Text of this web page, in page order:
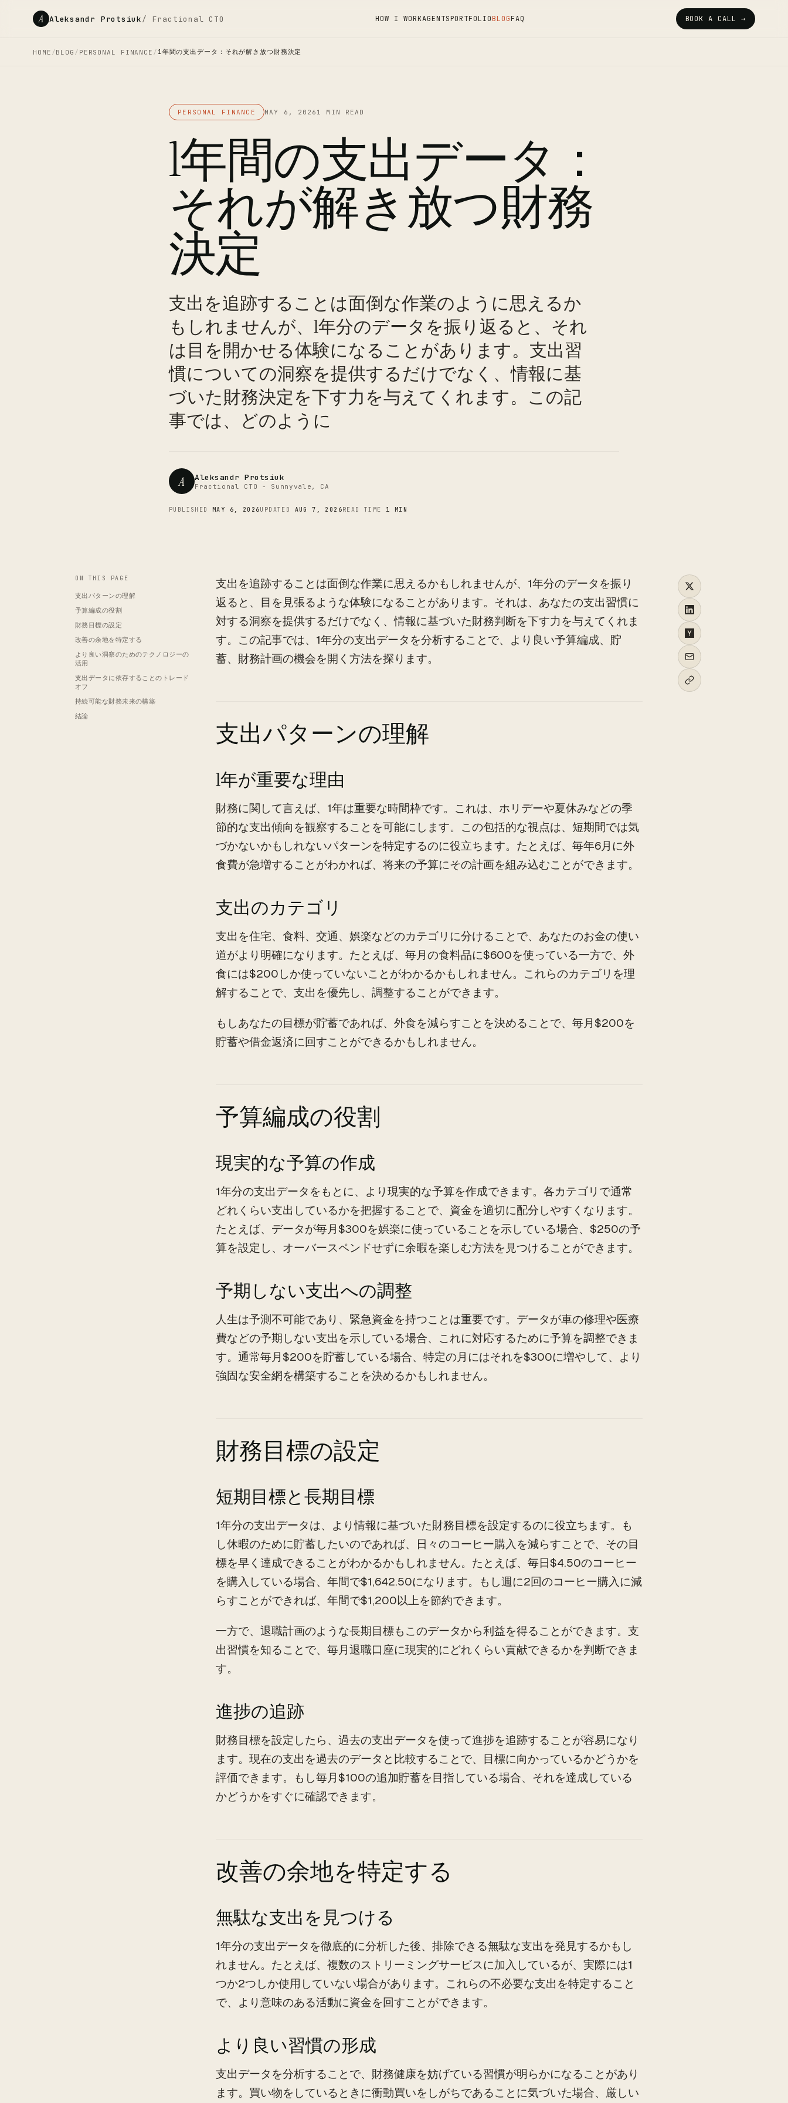
A Aleksandr Protsiuk/ Fractional CTO HOW I WORKAGENTSPORTFOLIOBLOGFAQ BOOK A CALL →
HOME /BLOG / PERSONAL FINANCE / 1年間の支出データ：それが解き放つ財務決定
PERSONAL FINANCE MAY 6, 2026 1 MIN READ
1年間の支出データ：
それが解き放つ財務
決定
支出を追跡することは面倒な作業のように思えるか
もしれませんが、1年分のデータを振り返ると、それ
は目を開かせる体験になることがあります。支出習
慣についての洞察を提供するだけでなく、情報に基
づいた財務決定を下す力を与えてくれます。この記
事では、どのように
A Aleksandr Protsiuk
Fractional CTO - Sunnyvale, CA
PUBLISHED MAY 6, 2026UPDATED AUG 7, 2026READ TIME 1 MIN
CTO
ON THIS PAGE
支出パターンの理解
予算編成の役割
財務目標の設定
改善の余地を特定する
より良い洞察のためのテクノロジーの
活用
支出データに依存することのトレード
オフ
持続可能な財務未来の構築
結論
支出を追跡することは面倒な作業に思えるかもしれませんが、1年分のデータを振り
返ると、目を見張るような体験になることがあります。それは、あなたの支出習慣に
対する洞察を提供するだけでなく、情報に基づいた財務判断を下す力を与えてくれま
す。この記事では、1年分の支出データを分析することで、より良い予算編成、貯
蓄、財務計画の機会を開く方法を探ります。
支出パターンの理解
1年が重要な理由
財務に関して言えば、1年は重要な時間枠です。これは、ホリデーや夏休みなどの季
節的な支出傾向を観察することを可能にします。この包括的な視点は、短期間では気
づかないかもしれないパターンを特定するのに役立ちます。たとえば、毎年6月に外
食費が急増することがわかれば、将来の予算にその計画を組み込むことができます。
支出のカテゴリ
支出を住宅、食料、交通、娯楽などのカテゴリに分けることで、あなたのお金の使い
道がより明確になります。たとえば、毎月の食料品に$600を使っている一方で、外
食には$200しか使っていないことがわかるかもしれません。これらのカテゴリを理
解することで、支出を優先し、調整することができます。
もしあなたの目標が貯蓄であれば、外食を減らすことを決めることで、毎月$200を
貯蓄や借金返済に回すことができるかもしれません。
予算編成の役割
現実的な予算の作成
1年分の支出データをもとに、より現実的な予算を作成できます。各カテゴリで通常
どれくらい支出しているかを把握することで、資金を適切に配分しやすくなります。
たとえば、データが毎月$300を娯楽に使っていることを示している場合、$250の予
算を設定し、オーバースペンドせずに余暇を楽しむ方法を見つけることができます。
予期しない支出への調整
人生は予測不可能であり、緊急資金を持つことは重要です。データが車の修理や医療
費などの予期しない支出を示している場合、これに対応するために予算を調整できま
す。通常毎月$200を貯蓄している場合、特定の月にはそれを$300に増やして、より
強固な安全網を構築することを決めるかもしれません。
財務目標の設定
短期目標と長期目標
1年分の支出データは、より情報に基づいた財務目標を設定するのに役立ちます。も
し休暇のために貯蓄したいのであれば、日々のコーヒー購入を減らすことで、その目
標を早く達成できることがわかるかもしれません。たとえば、毎日$4.50のコーヒー
を購入している場合、年間で$1,642.50になります。もし週に2回のコーヒー購入に減
らすことができれば、年間で$1,200以上を節約できます。
一方で、退職計画のような長期目標もこのデータから利益を得ることができます。支
出習慣を知ることで、毎月退職口座に現実的にどれくらい貢献できるかを判断できま
す。
進捗の追跡
財務目標を設定したら、過去の支出データを使って進捗を追跡することが容易になり
ます。現在の支出を過去のデータと比較することで、目標に向かっているかどうかを
評価できます。もし毎月$100の追加貯蓄を目指している場合、それを達成している
かどうかをすぐに確認できます。
改善の余地を特定する
無駄な支出を見つける
1年分の支出データを徹底的に分析した後、排除できる無駄な支出を発見するかもし
れません。たとえば、複数のストリーミングサービスに加入しているが、実際には1
つか2つしか使用していない場合があります。これらの不必要な支出を特定すること
で、より意味のある活動に資金を回すことができます。
より良い習慣の形成
支出データを分析することで、財務健康を妨げている習慣が明らかになることがあり
ます。買い物をしているときに衝動買いをしがちであることに気づいた場合、厳しい